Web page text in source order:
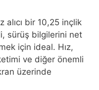
alıcı bir 10,25 inçlik
sürüş bilgilerini net
için ideal. Hız,
ve diğer önemli
üzerinde